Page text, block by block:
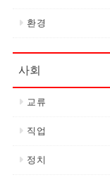
환경
사회
교류
직업
정치